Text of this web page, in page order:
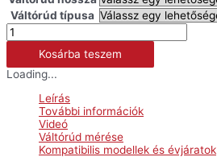
Váltórúd típusa
SYNCROtech
full
készlet
-
Yamaha
mennyiség
Kosárba teszem
Loading...
Leírás
További információk
Videó
Váltórúd mérése
Kompatibilis modellek és évjáratok